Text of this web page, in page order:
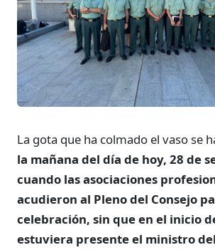
La gota que ha colmado el vaso se
la mañana del día de hoy, 28 de
cuando las asociaciones
acudieron al Pleno del Consejo
celebración, sin que en el inicio
estuviera presente el ministro